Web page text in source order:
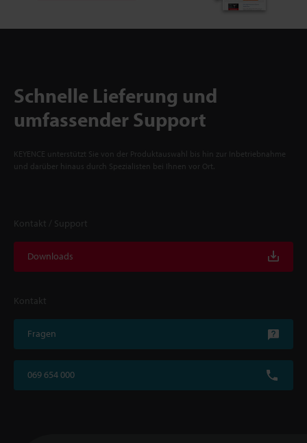
Schnelle Lieferung und
umfassender Support
KEYENCE unterstützt Sie von der Produktauswahl bis hin zur Inbetriebnahme
und darüber hinaus durch Spezialisten bei Ihnen vor Ort.
Kontakt / Support
Downloads
Kontakt
Fragen
069 654 000